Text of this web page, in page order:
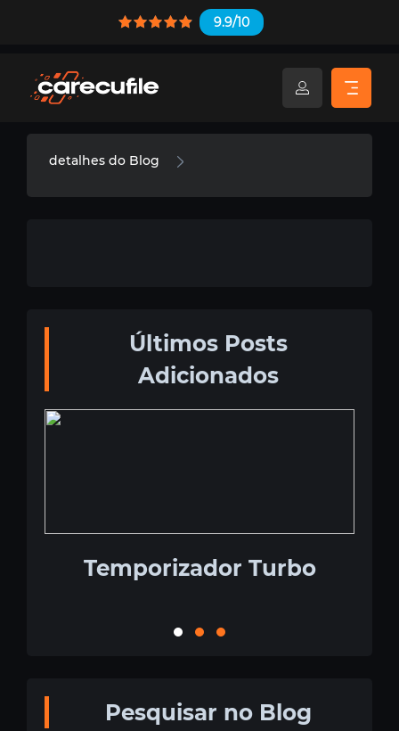
9.9/10
detalhes do Blog
Últimos Posts
Adicionados
Temporizador Turbo
Pesquisar no Blog